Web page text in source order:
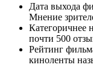
Дата выхода
Мнение
Категоричнее
почти 500
Рейтинг
киноленты